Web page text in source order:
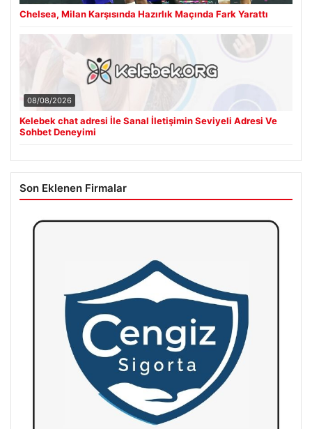
Chelsea, Milan Karşısında Hazırlık Maçında Fark Yarattı
08/08/2026
Kelebek chat adresi İle Sanal İletişimin Seviyeli Adresi Ve
Sohbet Deneyimi
Son Eklenen Firmalar